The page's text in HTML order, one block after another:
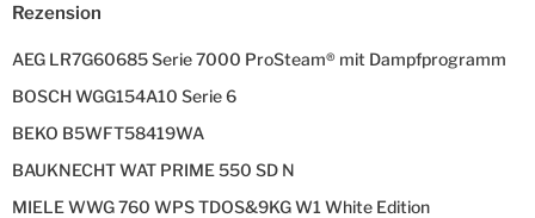
Rezension
AEG LR7G60685 Serie 7000 ProSteam® mit Dampfprogramm
BOSCH WGG154A10 Serie 6
BEKO B5WFT58419WA
BAUKNECHT WAT PRIME 550 SD N
MIELE WWG 760 WPS TDOS&9KG W1 White Edition